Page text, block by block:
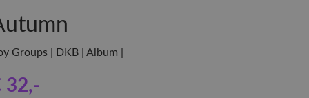
Groups | DKB | Album |
32,-